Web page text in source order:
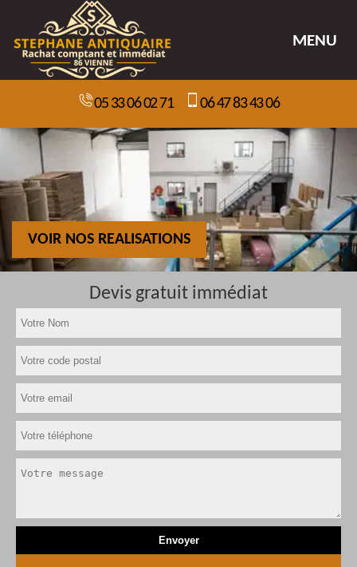
MENU
05 33 06 02 71 06 47 83 43 06
VOIR NOS REALISATIONS
Devis gratuit immédiat